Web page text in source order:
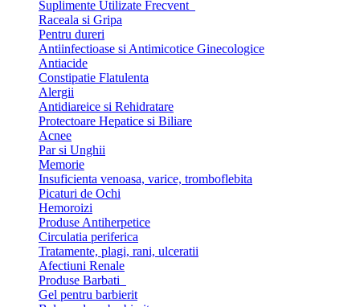
Suplimente Utilizate Frecvent
Raceala si Gripa
Pentru dureri
Antiinfectioase si Antimicotice Ginecologice
Antiacide
Constipatie Flatulenta
Alergii
Antidiareice si Rehidratare
Protectoare Hepatice si Biliare
Acnee
Par si Unghii
Memorie
Insuficienta venoasa, varice, tromboflebita
Picaturi de Ochi
Hemoroizi
Produse Antiherpetice
Circulatia periferica
Tratamente, plagi, rani, ulceratii
Afectiuni Renale
Produse Barbati
Gel pentru barbierit